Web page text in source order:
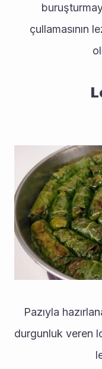
çullamasının
Pazıyla
durgunluk veren